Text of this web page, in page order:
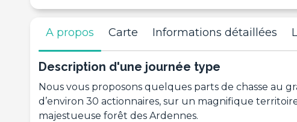
A propos Carte Informations détaillées
Description d'une journée type
Nous vous proposons quelques parts de chasse au
d’environ 30 actionnaires, sur un magnifique
majestueuse forêt des Ardennes.